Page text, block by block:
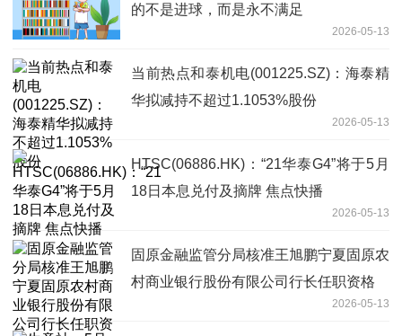
的不是进球，而是永不满足
2026-05-13
当前热点和泰机电(001225.SZ)：海泰精
华拟减持不超过1.1053%股份
2026-05-13
HTSC(06886.HK)：“21华泰G4”将于5月
18日本息兑付及摘牌 焦点快播
2026-05-13
固原金融监管分局核准王旭鹏宁夏固原农
村商业银行股份有限公司行长任职资格
2026-05-13